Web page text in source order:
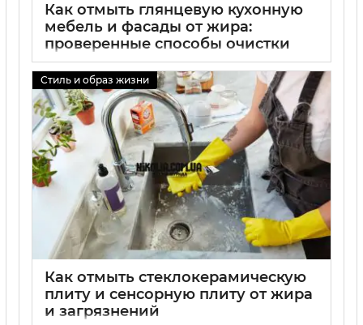
Как отмыть глянцевую кухонную
мебель и фасады от жира:
проверенные способы очистки
глянцевого гарнитура
01 09 2025 0
Стиль и образ жизни
Как отмыть стеклокерамическую
плиту и сенсорную плиту от жира
и загрязнений